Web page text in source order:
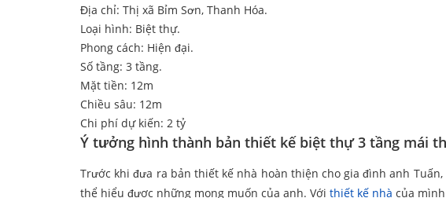
Địa chỉ: Thị xã Bỉm Sơn, Thanh Hóa.
Loại hình: Biệt thự.
Phong cách: Hiện đại.
Số tầng: 3 tầng.
Mặt tiền: 12m
Chiều sâu: 12m
Chi phí dự kiến: 2 tỷ
Ý tưởng hình thành bản thiết kế biệt thự 3 tầng mái
Trước khi đưa ra bản thiết kế nhà hoàn thiện cho gia đình anh
thể hiểu được những mong muốn của anh. Với thiết kế nhà của